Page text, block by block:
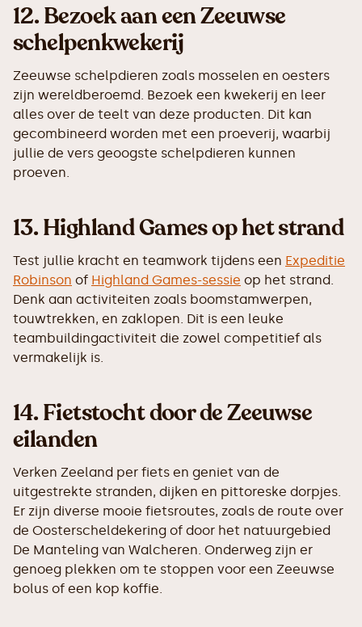
12.Bezoek aan een Zeeuwse
schelpenkwekerij
Zeeuwse schelpdieren zoals mosselen en oesters
zijn wereldberoemd. Bezoek een kwekerij en leer
alles over de teelt van deze producten. Dit kan
gecombineerd worden met een proeverij, waarbij
jullie de vers geoogste schelpdieren kunnen
proeven.
13.Highland Games op het strand
Test jullie kracht en teamwork tijdens een Expeditie
Robinson of Highland Games-sessie op het strand.
Denk aan activiteiten zoals boomstamwerpen,
touwtrekken, en zaklopen. Dit is een leuke
teambuildingactiviteit die zowel competitief als
vermakelijk is.
14.Fietstocht door de Zeeuwse
eilanden
Verken Zeeland per fiets en geniet van de
uitgestrekte stranden, dijken en pittoreske dorpjes.
Er zijn diverse mooie fietsroutes, zoals de route over
de Oosterscheldekering of door het natuurgebied
De Manteling van Walcheren. Onderweg zijn er
genoeg plekken om te stoppen voor een Zeeuwse
bolus of een kop koffie.